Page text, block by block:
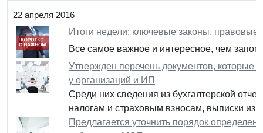
22 апреля 2016
Итоги недели: ключевые законы, правовые
Все самое важное и интересное, чем
Утвержден перечень документов, которые
у организаций и ИП
Среди них сведения из бухгалтерской
налогам и страховым взносам, выписки из
Предлагается уточнить порядок